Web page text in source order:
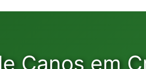
Canos em